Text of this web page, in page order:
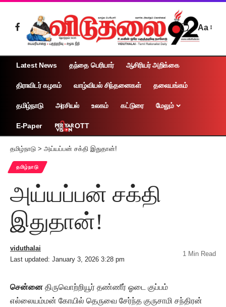
Aa
Latest News தந்தை பெரியார் ஆசிரியர் அறிக்கை
திராவிடர் கழகம் வாழ்வியல் சிந்தனைகள் தலையங்கம்
தமிழ்நாடு அரசியல் உலகம் கட்டுரை மேலும்
E-Paper OTT
தமிழ்நாடு > அய்யப்பன் சக்தி இதுதான்!
தமிழ்நாடு
அய்யப்பன் சக்தி
இதுதான்!
Last updated: January 3, 2026 3:28 pm
viduthalai
1 Min Read
சென்னை திருவொற்றியூர் தண்ணீர் ஓடை குப்பம்
எல்லையம்மன் கோயில் தெருவை சேர்ந்த குருசாமி சந்திரன்